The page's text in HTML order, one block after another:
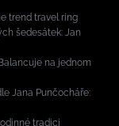
trend travel ring
šedesátek: Jan
na jednom
Jana Punčocháře:
tradici